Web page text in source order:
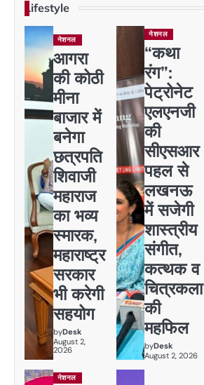
Lifestyle
नेशनल
आगरा
की कोठी
मीना
बाजार में
बनेगा
छत्रपति
शिवाजी
महाराज
का भव्य
स्मारक,
महाराष्ट्र
सरकार
भी करेगी
सहयोग
byDesk
August 2,
2026
नेशनल
“कथा
रंग”:
पेट्रोनेट
एलएनजी
की
सीएसआर
पहल से
लखनऊ
में सजेगी
शास्त्रीय
संगीत,
कत्थक व
चित्रकला
की
महफिल
byDesk
August 2, 2026
नेशनल